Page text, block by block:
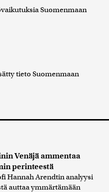
Suomenmaan
tieto Suomenmaan
Venäjä ammentaa
perinteestä
Hannah Arendtin analyysi
auttaa ymmärtämään